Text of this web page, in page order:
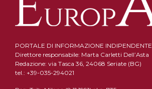
PORTALE DI INFORMAZIONE INDIPENDENTE
Direttore responsabile: Marta Carletti Dell’Asta
Redazione: via Tasca 36, 24068 Seriate (BG)
tel.: +39-035-294021